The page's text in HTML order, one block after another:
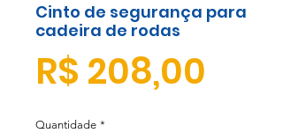
Cinto de segurança para
cadeira de rodas
R$ 208,00
Quantidade *